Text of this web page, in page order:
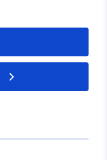
88u/dataset/
ad69-247fe217564e